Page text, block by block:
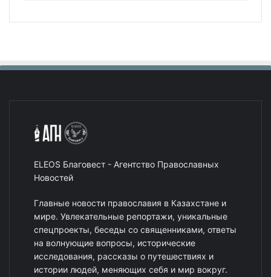
ELEOS Благовест - Агентство Православных
Новостей
Главные новости православия в Казахстане и
мире. Увлекательные репортажи, уникальные
спецпроекты, беседы со священниками, ответы
на волнующие вопросы, исторические
исследования, рассказы о путешествиях и
истории людей, меняющих себя и мир вокруг.